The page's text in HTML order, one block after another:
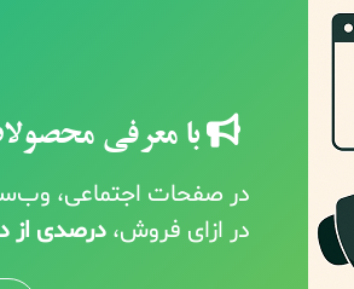
با معرفی
در صفحات اجتماعی،
در ازای فروش، درصدی از